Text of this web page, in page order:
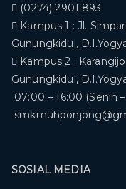
(0274) 2901 893
Kampus 1 : Jl.
Gunungkidul,
Kampus 2 :
Gunungkidul,
07:00 – 16:00 (Senin
SOSIAL MEDIA